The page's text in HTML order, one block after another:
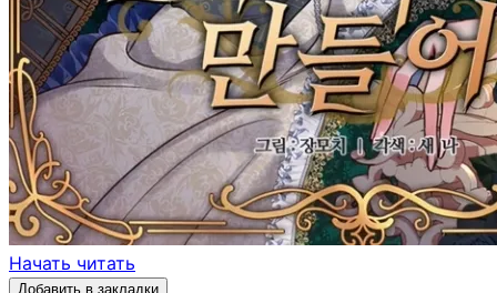
Начать читать
Добавить в закладки